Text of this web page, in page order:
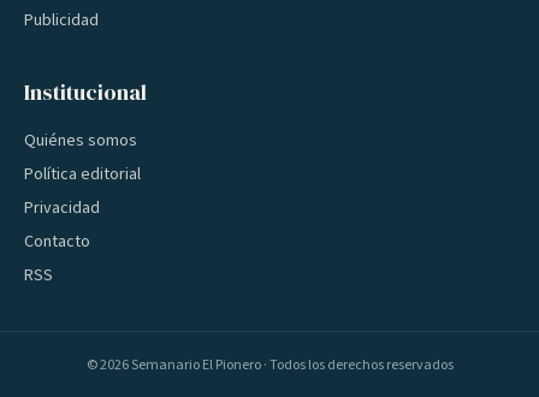
Publicidad
Institucional
Quiénes somos
Política editorial
Privacidad
Contacto
RSS
©2026Semanario El Pionero · Todos los derechos reservados